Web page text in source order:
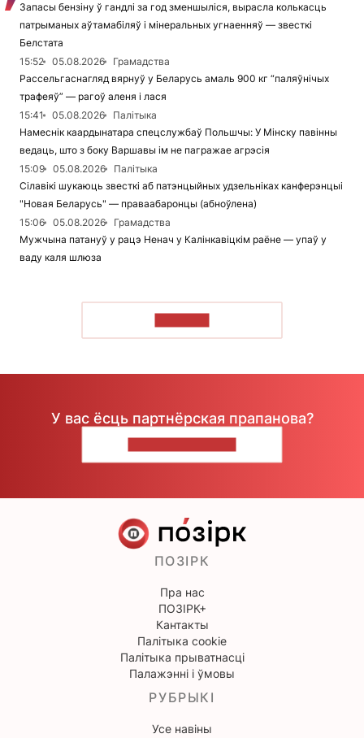
Запасы бензіну ў гандлі за год зменшыліся, вырасла колькасць
патрыманых аўтамабіляў і мінеральных угнаенняў — звесткі
Белстата
15:52
05.08.2026
Грамадства
Рассельгаснагляд вярнуў у Беларусь амаль 900 кг “паляўнічых
трафеяў” — рагоў аленя і лася
15:41
05.08.2026
Палітыка
Намеснік каардынатара спецслужбаў Польшчы: У Мінску павінны
ведаць, што з боку Варшавы ім не пагражае агрэсія
15:09
05.08.2026
Палітыка
Сілавікі шукаюць звесткі аб патэнцыйных удзельніках канферэнцыі
"Новая Беларусь" — праваабаронцы (абноўлена)
15:06
05.08.2026
Грамадства
Мужчына патануў у рацэ Ненач у Калінкавіцкім раёне — упаў у
ваду каля шлюза
У вас ёсць партнёрская прапанова?
ПОЗІРК
Пра нас
ПОЗІРК+
Кантакты
Палітыка cookie
Палітыка прыватнасці
Палажэнні і ўмовы
РУБРЫКІ
Усе навіны